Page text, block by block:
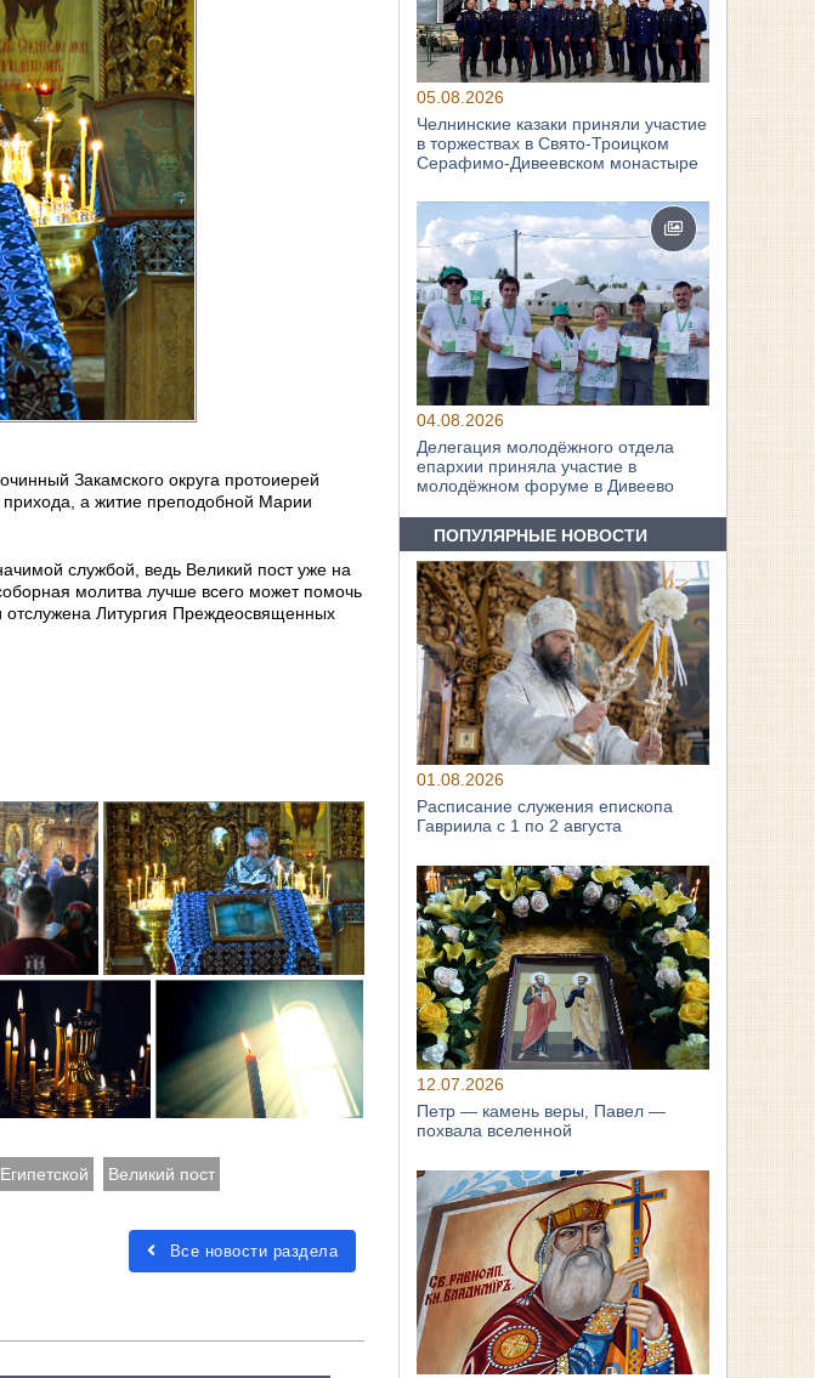
Закамского округа протоиерей
а житие преподобной Марии
службой, ведь Великий пост уже на
молитва лучше всего может помочь
отслужена Литургия Преждеосвященных
Великий пост
Все новости раздела
05.08.2026
Челнинские казаки приняли участие
в торжествах в Свято‑Троицком
Серафимо‑Дивеевском монастыре
04.08.2026
Делегация молодёжного отдела
епархии приняла участие в
молодёжном форуме в Дивеево
ПОПУЛЯРНЫЕ НОВОСТИ
01.08.2026
Расписание служения епископа
Гавриила с 1 по 2 августа
12.07.2026
Петр — камень веры, Павел —
похвала вселенной